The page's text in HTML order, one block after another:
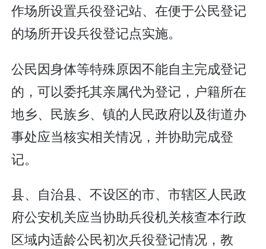
作场所设置兵役登记站、在便于公民登记
的场所开设兵役登记点实施。
公民因身体等特殊原因不能自主完成登记
的，可以委托其亲属代为登记，户籍所在
地乡、民族乡、镇的人民政府以及街道办
事处应当核实相关情况，并协助完成登
记。
县、自治县、不设区的市、市辖区人民政
府公安机关应当协助兵役机关核查本行政
区域内适龄公民初次兵役登记情况，教